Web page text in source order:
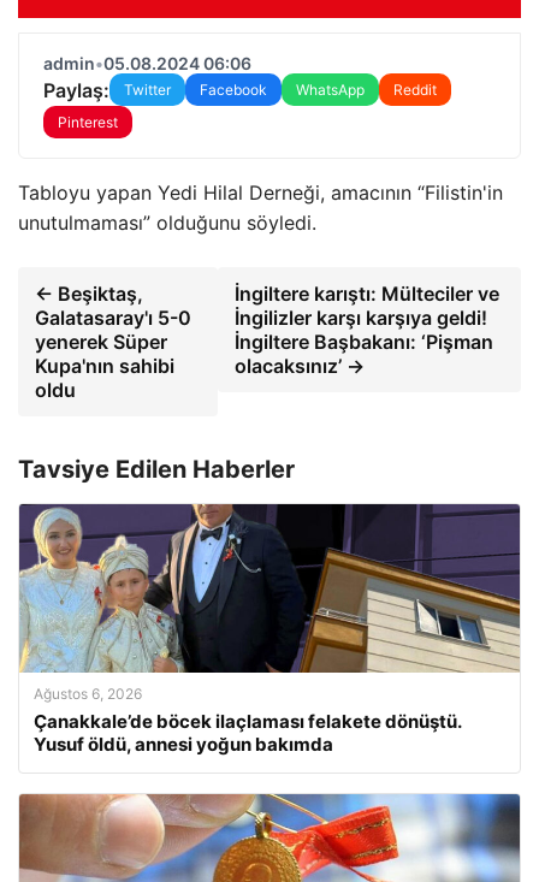
admin•05.08.2024 06:06
Paylaş: Twitter Facebook WhatsApp
Reddit
Pinterest
Tabloyu yapan Yedi Hilal Derneği, amacının “Filistin'in
unutulmaması” olduğunu söyledi.
← Beşiktaş,
Galatasaray'ı 5-0
yenerek Süper
Kupa'nın sahibi
oldu
İngiltere karıştı: Mülteciler ve
İngilizler karşı karşıya geldi!
İngiltere Başbakanı: ‘Pişman
olacaksınız’ →
Tavsiye Edilen Haberler
Ağustos 6, 2026
Çanakkale’de böcek ilaçlaması felakete dönüştü.
Yusuf öldü, annesi yoğun bakımda